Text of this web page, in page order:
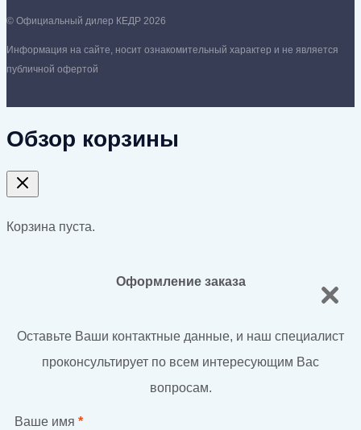
© Официальный дилер КЕДР 2026
Информация на сайте, носит ознакомительный характер и не является
публичной офертой
Обзор корзины
Корзина пуста.
Оформление заказа
Оставьте Ваши контактные данные, и наш специалист
проконсультирует по всем интересующим Вас
вопросам.
Ваше имя *